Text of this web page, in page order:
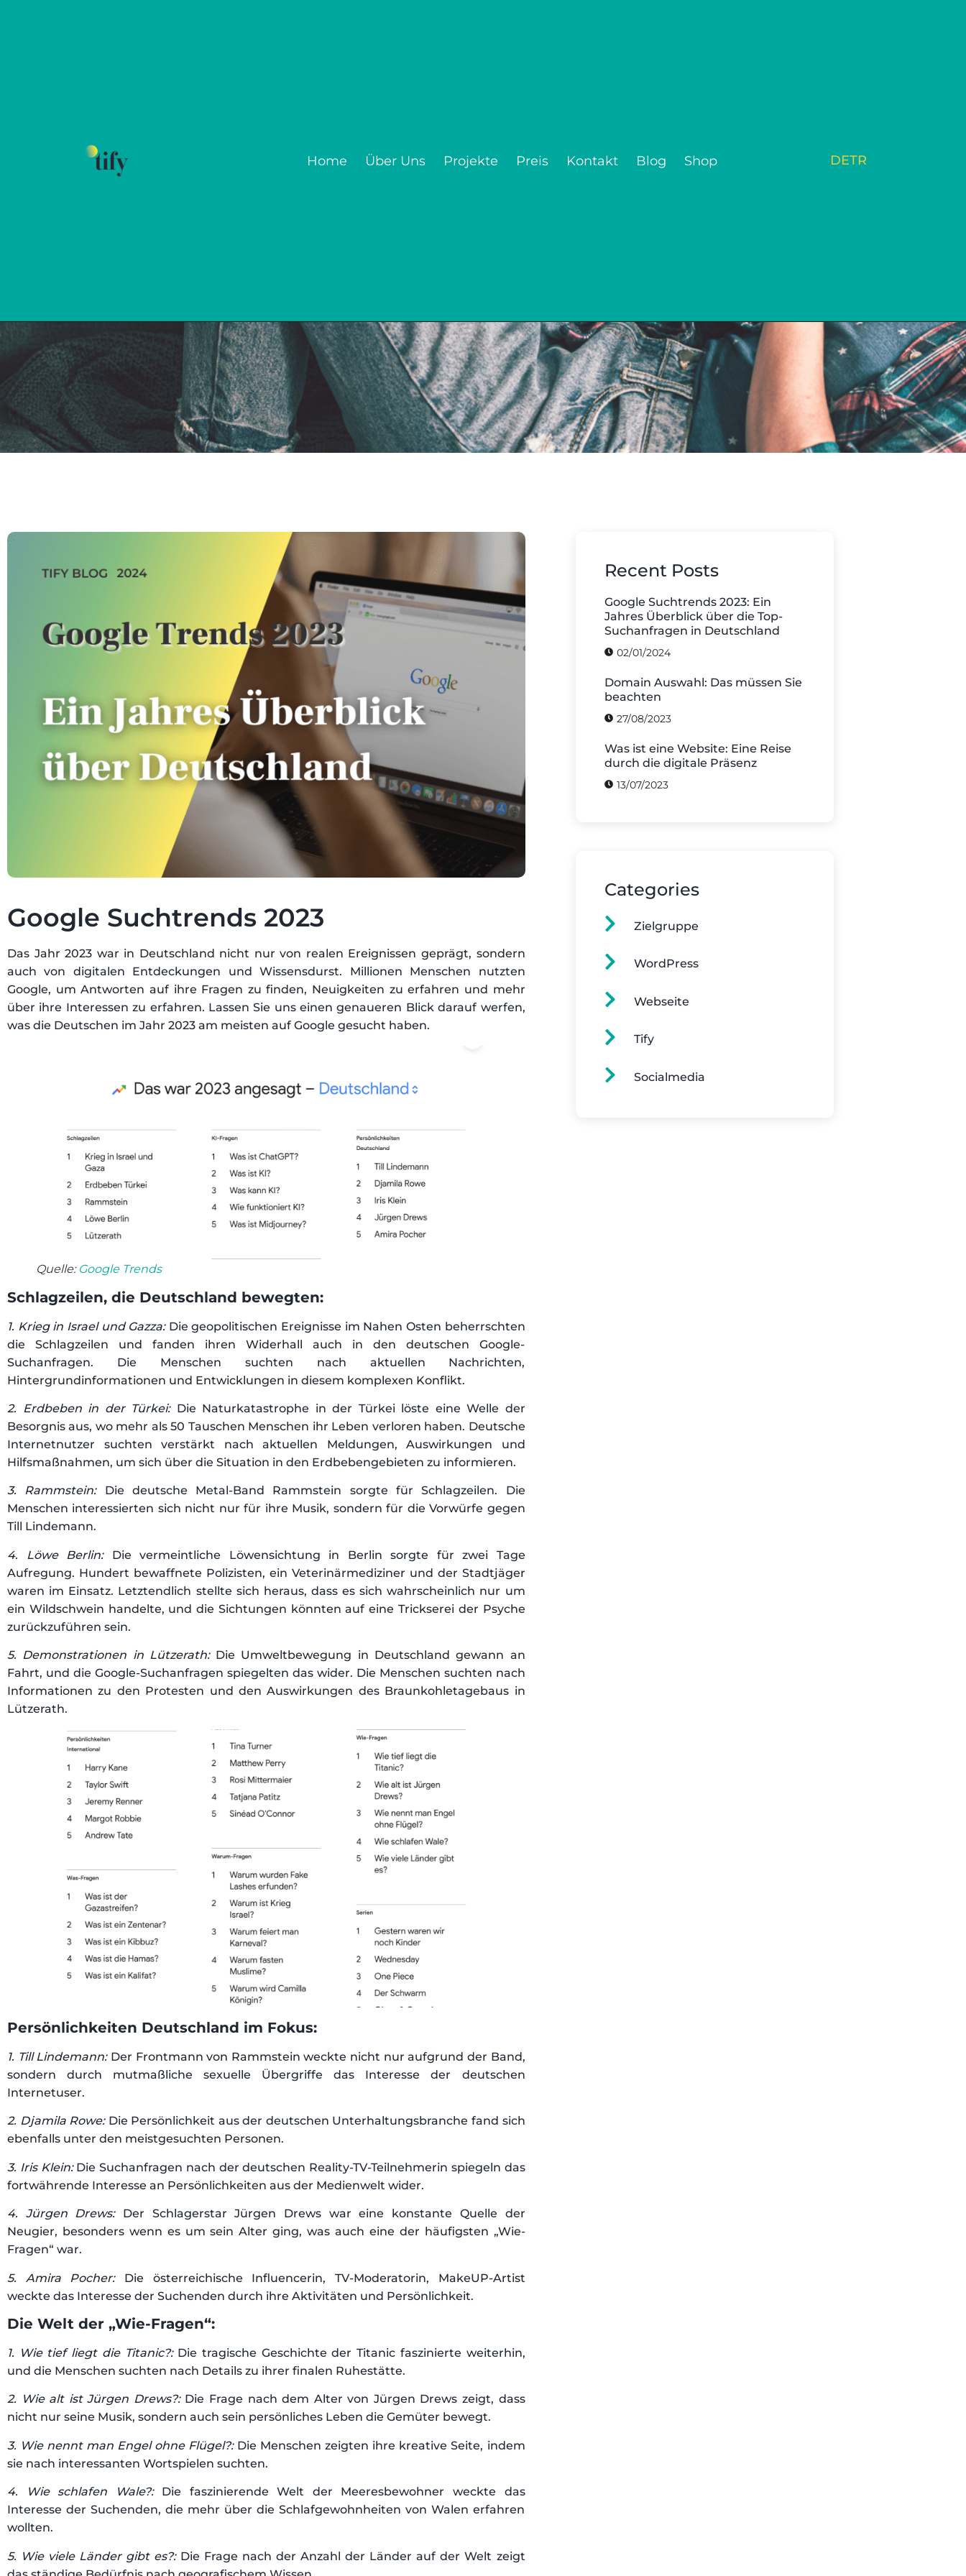
Home Über Uns Projekte Preis Kontakt Blog Shop DETR
Google Suchtrends 2023
Das Jahr 2023 war in Deutschland nicht nur von realen Ereignissen geprägt, sondern
auch von digitalen Entdeckungen und Wissensdurst. Millionen Menschen nutzten
Google, um Antworten auf ihre Fragen zu finden, Neuigkeiten zu erfahren und mehr
über ihre Interessen zu erfahren. Lassen Sie uns einen genaueren Blick darauf werfen,
was die Deutschen im Jahr 2023 am meisten auf Google gesucht haben.
Quelle: Google Trends
Schlagzeilen, die Deutschland bewegten:
1. Krieg in Israel und Gazza:Die geopolitischen Ereignisse im Nahen Osten beherrschten
die Schlagzeilen und fanden ihren Widerhall auch in den deutschen Google-
Suchanfragen. Die Menschen suchten nach aktuellen Nachrichten,
Hintergrundinformationen und Entwicklungen in diesem komplexen Konflikt.
2. Erdbeben in der Türkei:Die Naturkatastrophe in der Türkei löste eine Welle der
Besorgnis aus, wo mehr als 50 Tauschen Menschen ihr Leben verloren haben. Deutsche
Internetnutzer suchten verstärkt nach aktuellen Meldungen, Auswirkungen und
Hilfsmaßnahmen, um sich über die Situation in den Erdbebengebieten zu informieren.
3. Rammstein:Die deutsche Metal-Band Rammstein sorgte für Schlagzeilen. Die
Menschen interessierten sich nicht nur für ihre Musik, sondern für die Vorwürfe gegen
Till Lindemann.
4. Löwe Berlin:Die vermeintliche Löwensichtung in Berlin sorgte für zwei Tage
Aufregung. Hundert bewaffnete Polizisten, ein Veterinärmediziner und der Stadtjäger
waren im Einsatz. Letztendlich stellte sich heraus, dass es sich wahrscheinlich nur um
ein Wildschwein handelte, und die Sichtungen könnten auf eine Trickserei der Psyche
zurückzuführen sein.
5. Demonstrationen in Lützerath:Die Umweltbewegung in Deutschland gewann an
Fahrt, und die Google-Suchanfragen spiegelten das wider. Die Menschen suchten nach
Informationen zu den Protesten und den Auswirkungen des Braunkohletagebaus in
Lützerath.
Persönlichkeiten Deutschland im Fokus:
1. Till Lindemann:Der Frontmann von Rammstein weckte nicht nur aufgrund der Band,
sondern durch mutmaßliche sexuelle Übergriffe das Interesse der deutschen
Internetuser.
2. Djamila Rowe:Die Persönlichkeit aus der deutschen Unterhaltungsbranche fand sich
ebenfalls unter den meistgesuchten Personen.
3. Iris Klein:Die Suchanfragen nach der deutschen Reality-TV-Teilnehmerin spiegeln das
fortwährende Interesse an Persönlichkeiten aus der Medienwelt wider.
4. Jürgen Drews:Der Schlagerstar Jürgen Drews war eine konstante Quelle der
Neugier, besonders wenn es um sein Alter ging, was auch eine der häufigsten „Wie-
Fragen“ war.
5. Amira Pocher:Die österreichische Influencerin, TV-Moderatorin, MakeUP-Artist
weckte das Interesse der Suchenden durch ihre Aktivitäten und Persönlichkeit.
Die Welt der „Wie-Fragen“:
1. Wie tief liegt die Titanic?:Die tragische Geschichte der Titanic faszinierte weiterhin,
und die Menschen suchten nach Details zu ihrer finalen Ruhestätte.
2. Wie alt ist Jürgen Drews?:Die Frage nach dem Alter von Jürgen Drews zeigt, dass
nicht nur seine Musik, sondern auch sein persönliches Leben die Gemüter bewegt.
3. Wie nennt man Engel ohne Flügel?:Die Menschen zeigten ihre kreative Seite, indem
sie nach interessanten Wortspielen suchten.
4. Wie schlafen Wale?:Die faszinierende Welt der Meeresbewohner weckte das
Interesse der Suchenden, die mehr über die Schlafgewohnheiten von Walen erfahren
wollten.
5. Wie viele Länder gibt es?:Die Frage nach der Anzahl der Länder auf der Welt zeigt
Recent Posts
Google Suchtrends 2023: Ein
Jahres Überblick über die Top-
Suchanfragen in Deutschland
02/01/2024
Domain Auswahl: Das müssen Sie
beachten
27/08/2023
Was ist eine Website: Eine Reise
durch die digitale Präsenz
13/07/2023
Categories
Zielgruppe
WordPress
Webseite
Tify
Socialmedia